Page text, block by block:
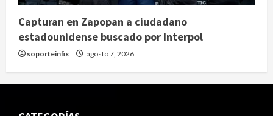
Capturan en Zapopan a ciudadano
estadounidense buscado por Interpol
soporteinfix agosto 7, 2026